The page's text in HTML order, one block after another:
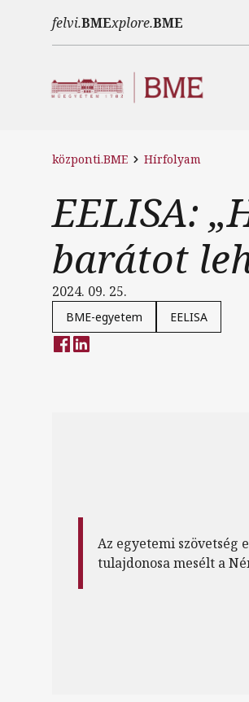
felvi.BMExplore.BME
központi.BME Hírfolyam
EELISA:
barátot
2024. 09. 25.
BME-egyetem EELISA
Az egyetemi
tulajdonosa mesélt a